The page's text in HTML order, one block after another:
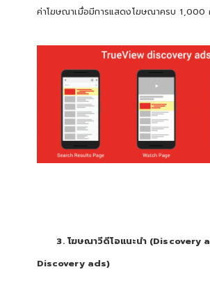
ค่าโฆษณาเมื่อมีการแสดงโฆษณาครบ 1,000
3. โฆษณาวีดีโอแนะนำ (Discovery
Discovery ads)